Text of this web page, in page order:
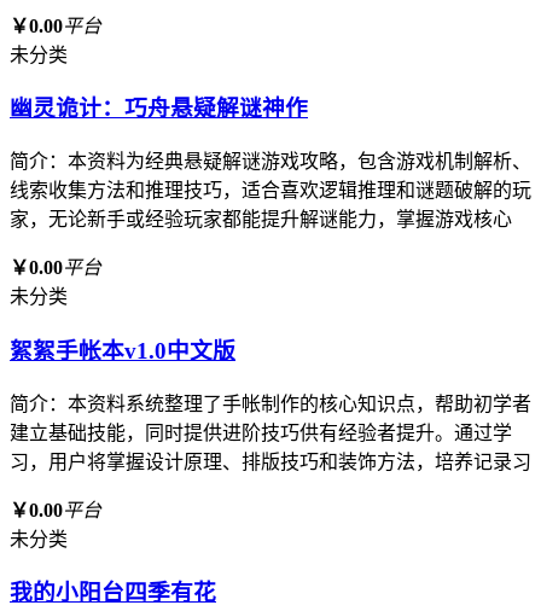
￥0.00平台
未分类
幽灵诡计：巧舟悬疑解谜神作
简介：本资料为经典悬疑解谜游戏攻略，包含游戏机制解析、
线索收集方法和推理技巧，适合喜欢逻辑推理和谜题破解的玩
家，无论新手或经验玩家都能提升解谜能力，掌握游戏核心
￥0.00平台
未分类
絮絮手帐本v1.0中文版
简介：本资料系统整理了手帐制作的核心知识点，帮助初学者
建立基础技能，同时提供进阶技巧供有经验者提升。通过学
习，用户将掌握设计原理、排版技巧和装饰方法，培养记录习
￥0.00平台
未分类
我的小阳台四季有花